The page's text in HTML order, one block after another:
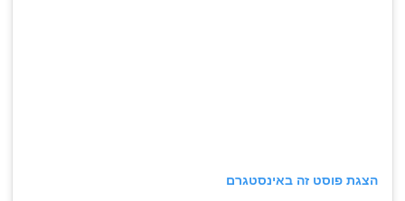
הצגת פוסט זה באינסטגרם